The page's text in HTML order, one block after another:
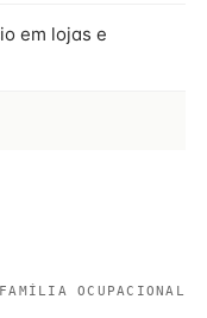
em lojas e
OCUPACIONAL